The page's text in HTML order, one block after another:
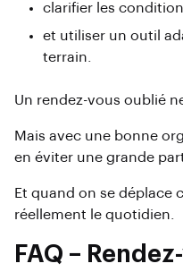
clarifier les
et utiliser un outil
terrain.
Un rendez-vous oublié
Mais avec une bonne
en éviter une grande
Et quand on se déplace
réellement le quotidien.
FAQ –